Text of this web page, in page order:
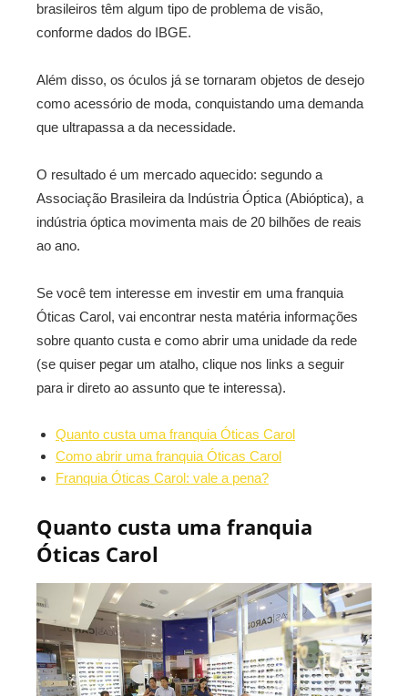
brasileiros têm algum tipo de problema de visão,
conforme dados do IBGE.
Além disso, os óculos já se tornaram objetos de desejo
como acessório de moda, conquistando uma demanda
que ultrapassa a da necessidade.
O resultado é um mercado aquecido: segundo a
Associação Brasileira da Indústria Óptica (Abióptica), a
indústria óptica movimenta mais de 20 bilhões de reais
ao ano.
Se você tem interesse em investir em uma franquia
Óticas Carol, vai encontrar nesta matéria informações
sobre quanto custa e como abrir uma unidade da rede
(se quiser pegar um atalho, clique nos links a seguir
para ir direto ao assunto que te interessa).
Quanto custa uma franquia Óticas Carol
Como abrir uma franquia Óticas Carol
Franquia Óticas Carol: vale a pena?
Quanto custa uma franquia
Óticas Carol